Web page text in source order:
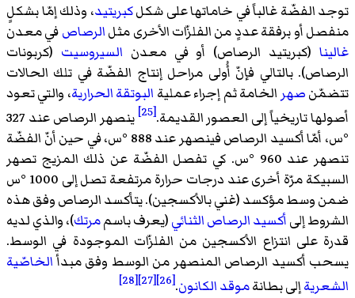
توجد الفضّة غالباً في خاماتها على شكلكبريتيد، وذلك إمّا بشكلٍ
منفصل أو برفقة عددٍ من الفلزّات الأخرى مثلالرصاصفي معدن
غالينا(كبريتيد الرصاص) أو في معدن السيروسيت (كربونات
الرصاص). بالتالي فإنّ أُولى مراحل إنتاج الفضّة في تلك الحالات
تتضمّنصهر الخامة ثم إجراء عملية البوتقة الحرارية، والتي تعود
أصولها تاريخياً إلى العصور القديمة.[25]
ينصهر الرصاص عند 327
°س، أمّا أكسيد الرصاص فينصهر عند 888 °س، في حين أنّ الفضّة
تنصهر عند 960 °س. كي تفصل الفضّة عن ذلك المزيج تصهر
السبيكة مرّة أخرى عند درجات حرارة مرتفعة تصل إلى 1000 °س
ضمن وسط مؤكسد (غني بالأكسجين). يتأكسد الرصاص وفق هذه
الشروط إلىأكسيد الرصاص الثنائي(يعرف باسممرتك)، والذي لديه
قدرة على انتزاع الأكسجين من الفلزّات الموجودة في الوسط.
يسحب أكسيد الرصاص المنصهر من الوسط وفق مبدأالخاصّية
الشعريةإلى بطانةموقد الكانون.
[26]
[27]
[28]